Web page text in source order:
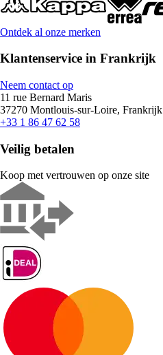
Ontdek al onze merken
Klantenservice in Frankrijk
Neem contact op
11 rue Bernard Maris
37270 Montlouis-sur-Loire, Frankrijk
+33 1 86 47 62 58
Veilig betalen
Koop met vertrouwen op onze site